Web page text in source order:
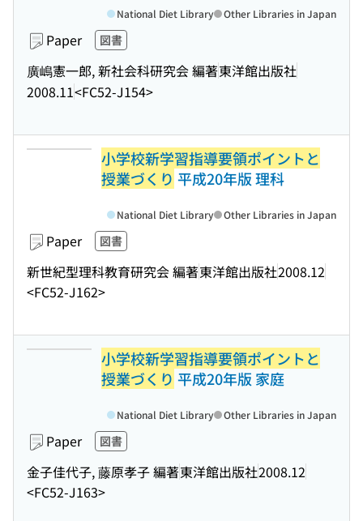
Paper 図書
廣嶋憲一郎, 新社会科研究会 編著東洋館出版社
2008.11<FC52-J154>
National Diet Library Other Libraries in Japan
小学校新学習指導要領ポイントと
授業づくり 平成20年版 理科
Paper 図書
新世紀型理科教育研究会 編著東洋館出版社2008.12
<FC52-J162>
National Diet Library Other Libraries in Japan
小学校新学習指導要領ポイントと
授業づくり 平成20年版 家庭
Paper 図書
金子佳代子, 藤原孝子 編著東洋館出版社2008.12
<FC52-J163>
National Diet Library Other Libraries in Japan